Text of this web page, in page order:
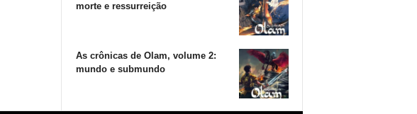
morte e ressurreição
As crônicas de Olam, volume 2:
mundo e submundo